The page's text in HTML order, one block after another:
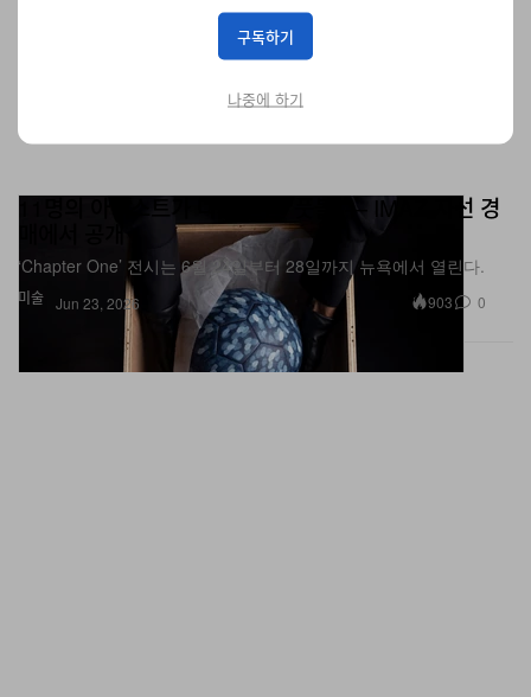
미술
11명의 아티스트가 다시 만든 ‘풋볼’ — IMAZ 자선 경
‘Chapter One’ 전시는 6월 24일부터 28일까지 뉴욕에서 열린다.
Jun 23, 2026 903 0
구독하기
나중에 하기